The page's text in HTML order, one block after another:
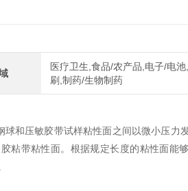
医疗卫生,食品/农产品,电子/电
刷,制药/生物制药
和压敏胶带试样粘性面之间以微小压力
粘带粘性面。根据规定长度的粘性面能